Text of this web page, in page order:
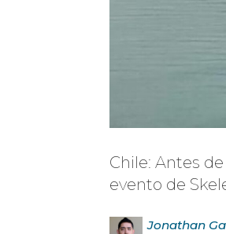
Chile: Antes
evento de
Jonathan